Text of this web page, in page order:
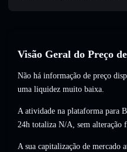
Visão Geral do Preço
Não há informação de preço
uma liquidez muito baixa.
A atividade na plataforma para
24h totaliza N/A, sem alteração
A sua capitalização de mercado